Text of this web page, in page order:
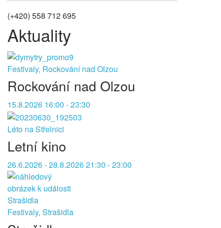
(+420) 558 712 695
Aktuality
Festivaly, Rockování nad Olzou
Rockování nad Olzou
15.8.2026 16:00 - 23:30
Léto na Střelnici
Letní kino
26.6.2026 - 28.8.2026 21:30 - 23:00
Festivaly, Strašidla